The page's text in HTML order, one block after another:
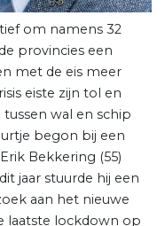
om namens 32
provincies een
met de eis meer
eiste zijn tol en
wal en schip
begon bij een
Bekkering (55)
jaar stuurde hij een
aan het nieuwe
laatste lockdown op